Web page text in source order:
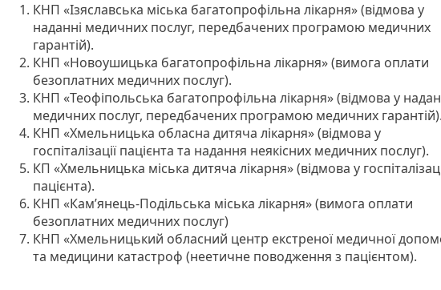
КНП «Ізяславська міська багатопрофільна лікарня» (відмова у
наданні медичних послуг, передбачених програмою медичних
гарантій).
КНП «Новоушицька багатопрофільна лікарня» (вимога оплати
безоплатних медичних послуг).
КНП «Теофіпольська багатопрофільна лікарня» (відмова у
медичних послуг, передбачених програмою медичних гарантій).
КНП «Хмельницька обласна дитяча лікарня» (відмова у
госпіталізації пацієнта та надання неякісних медичних послуг).
КП «Хмельницька міська дитяча лікарня» (відмова у
пацієнта).
КНП «Кам’янець-Подільська міська лікарня» (вимога оплати
безоплатних медичних послуг)
КНП «Хмельницький обласний центр екстреної медичної
та медицини катастроф (неетичне поводження з пацієнтом).